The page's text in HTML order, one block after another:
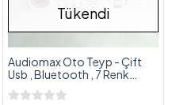
Tükendi
Audiomax Oto Teyp - Çift
Usb , Bluetooth , 7 Renk
Geniş Ekran - Teyp